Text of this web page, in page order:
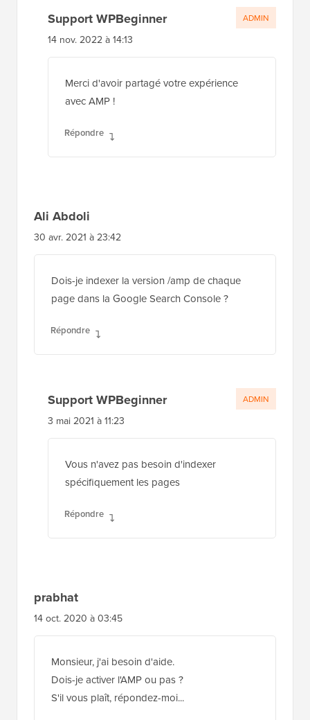
Support WPBeginner
14 nov. 2022 à 14:13
Merci d'avoir partagé votre expérience
avec AMP !
Répondre
ADMIN
Ali Abdoli
30 avr. 2021 à 23:42
Dois-je indexer la version /amp de chaque
page dans la Google Search Console ?
Répondre
Support WPBeginner
3 mai 2021 à 11:23
Vous n'avez pas besoin d'indexer
spécifiquement les pages
Répondre
ADMIN
prabhat
14 oct. 2020 à 03:45
Monsieur, j'ai besoin d'aide.
Dois-je activer l'AMP ou pas ?
S'il vous plaît, répondez-moi...